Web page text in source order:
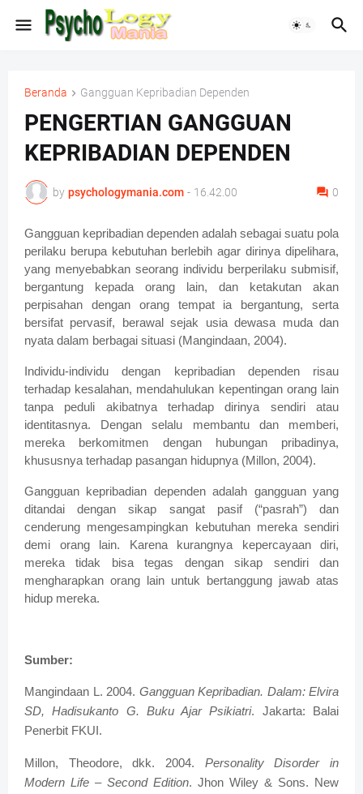
Beranda Gangguan Kepribadian Dependen
PENGERTIAN GANGGUAN
KEPRIBADIAN DEPENDEN
by psychologymania.com - 16.42.00 0
Gangguan kepribadian dependen adalah sebagai suatu pola
perilaku berupa kebutuhan berlebih agar dirinya dipelihara,
yang menyebabkan seorang individu berperilaku submisif,
bergantung kepada orang lain, dan ketakutan akan
perpisahan dengan orang tempat ia bergantung, serta
bersifat pervasif, berawal sejak usia dewasa muda dan
nyata dalam berbagai situasi (Mangindaan, 2004).
Individu-individu dengan kepribadian dependen risau
terhadap kesalahan, mendahulukan kepentingan orang lain
tanpa peduli akibatnya terhadap dirinya sendiri atau
identitasnya. Dengan selalu membantu dan memberi,
mereka berkomitmen dengan hubungan pribadinya,
khususnya terhadap pasangan hidupnya (Millon, 2004).
Gangguan kepribadian dependen adalah gangguan yang
ditandai dengan sikap sangat pasif (“pasrah”) dan
cenderung mengesampingkan kebutuhan mereka sendiri
demi orang lain. Karena kurangnya kepercayaan diri,
mereka tidak bisa tegas dengan sikap sendiri dan
mengharapkan orang lain untuk bertanggung jawab atas
hidup mereka.
Sumber:
Mangindaan L. 2004. Gangguan Kepribadian. Dalam: Elvira
SD, Hadisukanto G. Buku Ajar Psikiatri. Jakarta: Balai
Penerbit FKUI.
Millon, Theodore, dkk. 2004. Personality Disorder in
Modern Life – Second Edition. Jhon Wiley & Sons. New